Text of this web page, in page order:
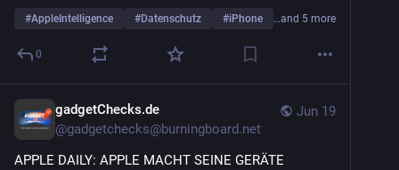
#AppleIntelligence #Datenschutz #iPhone …and 5 more
0
Jun 19
gadgetChecks.de
@gadgetchecks@burningboard.net
APPLE DAILY: APPLE MACHT SEINE GERÄTE